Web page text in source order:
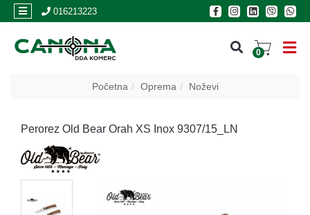
016213223
0
Početna Oprema Noževi
Perorez Old Bear Orah XS Inox 9307/15_LN